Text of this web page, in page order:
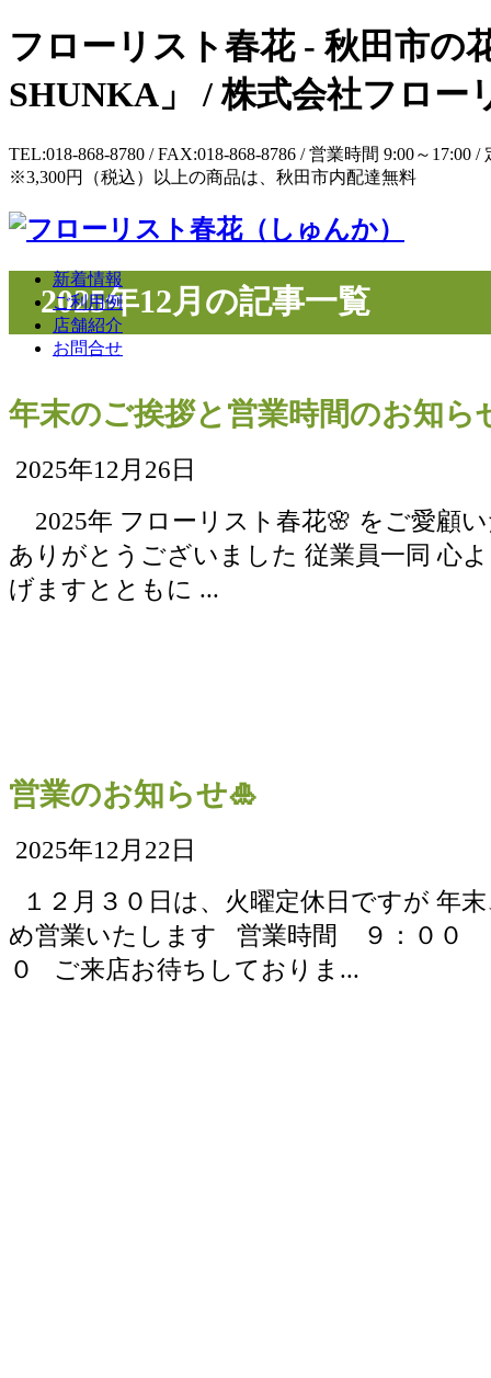
フローリスト春花 - 秋田市の
SHUNKA」 / 株式会社フロー
TEL:018-868-8780 / FAX:018-868-8786 / 営業時間 9:00～
※3,300円（税込）以上の商品は、秋田市内配達無料
新着情報
ご利用例
店舗紹介
お問合せ
2025年12月の記事一覧
年末のご挨拶と営業時間のお知ら
2025年12月26日
2025年 フローリスト春花🌸 をご愛顧
ありがとうございました 従業員一同 心
げますとともに ...
営業のお知らせ🎍
2025年12月22日
１２月３０日は、火曜定休日ですが 年
め営業いたします 営業時間 ９：００
０ ご来店お待ちしておりま...